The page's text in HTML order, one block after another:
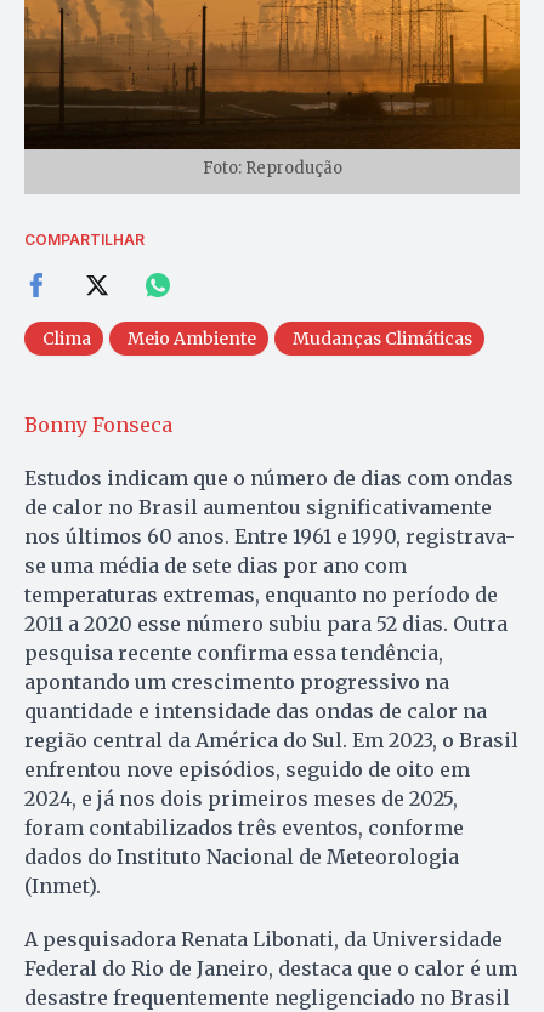
Foto: Reprodução
COMPARTILHAR
Clima Meio Ambiente Mudanças Climáticas
Bonny Fonseca
Estudos indicam que o número de dias com ondas
de calor no Brasil aumentou significativamente
nos últimos 60 anos. Entre 1961 e 1990, registrava-
se uma média de sete dias por ano com
temperaturas extremas, enquanto no período de
2011 a 2020 esse número subiu para 52 dias. Outra
pesquisa recente confirma essa tendência,
apontando um crescimento progressivo na
quantidade e intensidade das ondas de calor na
região central da América do Sul. Em 2023, o Brasil
enfrentou nove episódios, seguido de oito em
2024, e já nos dois primeiros meses de 2025,
foram contabilizados três eventos, conforme
dados do Instituto Nacional de Meteorologia
(Inmet).
A pesquisadora Renata Libonati, da Universidade
Federal do Rio de Janeiro, destaca que o calor é um
desastre frequentemente negligenciado no Brasil